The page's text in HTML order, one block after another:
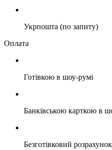
Укрпошта (по запиту)
Оплата
Готівкою в шоу-румі
Банківською карткою в
Безготівковий